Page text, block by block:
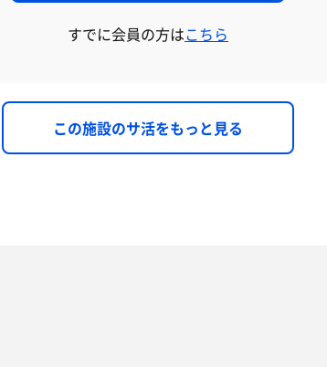
すでに会員の方はこちら
この施設のサ活をもっと見る